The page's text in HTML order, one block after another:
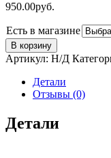
950.00руб.
Есть в магазине
В корзину
Артикул: Н/Д
Детали
Отзывы (0)
Детали